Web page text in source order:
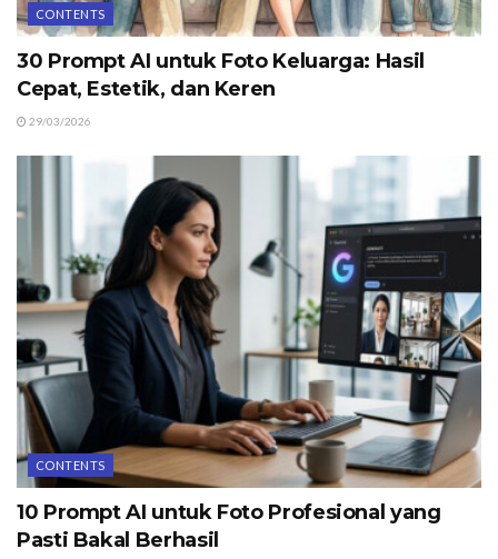
CONTENTS
30 Prompt AI untuk Foto Keluarga: Hasil
Cepat, Estetik, dan Keren
29/03/2026
CONTENTS
10 Prompt AI untuk Foto Profesional yang
Pasti Bakal Berhasil